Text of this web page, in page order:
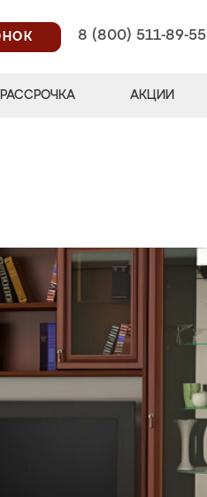
8 (800) 511-89-55
РАССРОЧКА АКЦИИ